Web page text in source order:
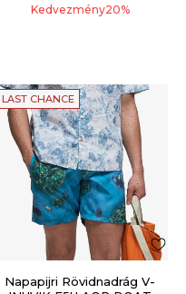
Kedvezmény20%
LAST CHANCE
Napapijri Rövidnadrág V-